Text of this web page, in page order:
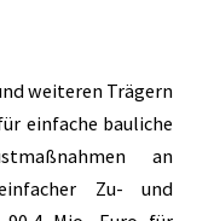
weiteren Trägern
einfache bauliche
an
Zu- und